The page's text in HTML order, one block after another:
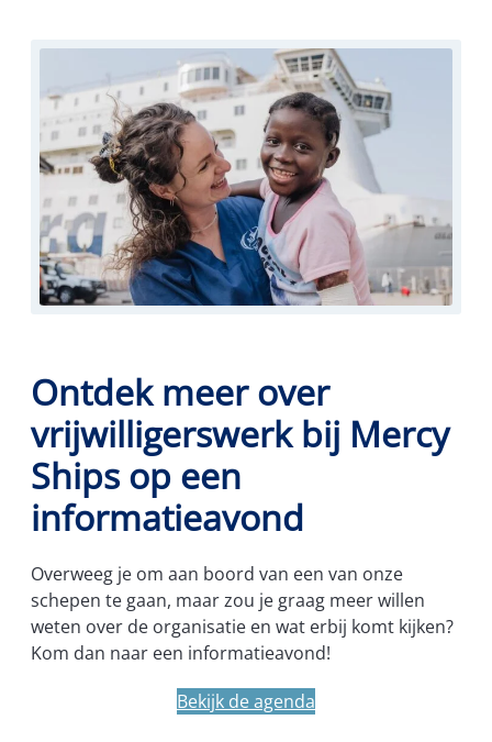
Ontdek meer over
vrijwilligerswerk bij Mercy
Ships op een
informatieavond
Overweeg je om aan boord van een van onze
schepen te gaan, maar zou je graag meer willen
weten over de organisatie en wat erbij komt kijken?
Kom dan naar een informatieavond!
Bekijk de agenda